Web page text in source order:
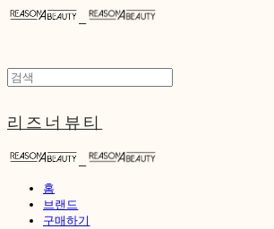
리즈너뷰티
홈
브랜드
구매하기